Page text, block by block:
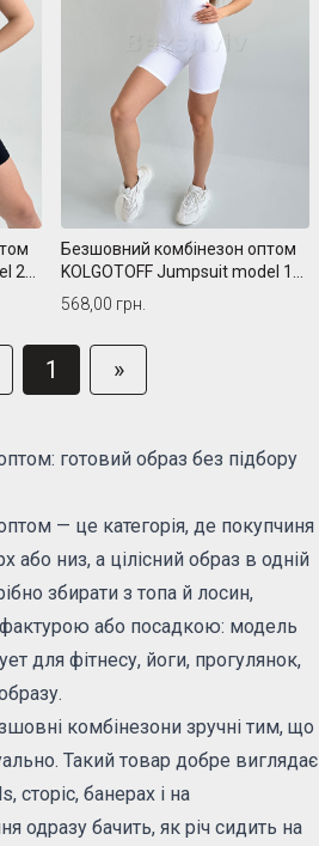
2
Безшовний комбінезон оптом
KOLGOTOFF Jumpsuit model 1
(тонка бретель)
568,00 грн.
1 »
готовий образ без підбору
— це категорія, де покупчиня
низ, а цілісний образ в одній
збирати з топа й лосин,
або посадкою: модель
для фітнесу, йоги, прогулянок,
комбінезони зручні тим, що
Такий товар добре виглядає
сторіс, банерах і на
одразу бачить, як річ сидить на